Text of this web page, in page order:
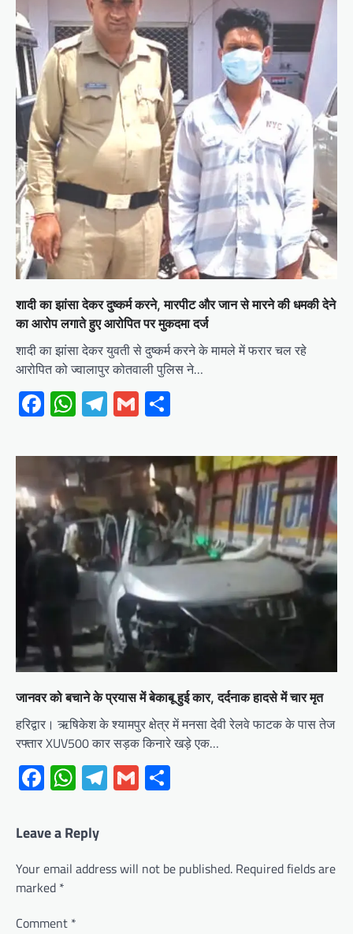
शादी का झांसा देकर दुष्कर्म करने, मारपीट और जान से मारने की धमकी देने
का आरोप लगाते हुए आरोपित पर मुकदमा दर्ज
शादी का झांसा देकर युवती से दुष्कर्म करने के मामले में फरार चल रहे
आरोपित को ज्वालापुर कोतवाली पुलिस ने…
Facebook
WhatsApp
Telegram
Gmail
जानवर को बचाने के प्रयास में बेकाबू हुई कार, दर्दनाक हादसे में चार मृत
हरिद्वार। ऋषिकेश के श्यामपुर क्षेत्र में मनसा देवी रेलवे फाटक के पास तेज
रफ्तार XUV500 कार सड़क किनारे खड़े एक…
Facebook
WhatsApp
Telegram
Gmail
Leave a Reply
Your email address will not be published. Required fields are
marked *
Comment *